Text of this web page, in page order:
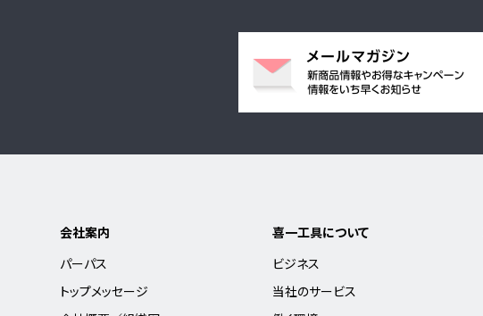
会社案内
パーパス
トップメッセージ
喜一工具について
ビジネス
当社のサービス